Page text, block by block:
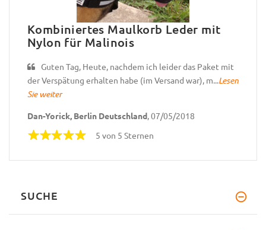
Kombiniertes Maulkorb Leder mit
Nylon für Malinois
Guten Tag, Heute, nachdem ich leider das Paket mit
der Verspätung erhalten habe (im Versand war), m...Lesen
Sie weiter
Dan-Yorick, Berlin Deutschland, 07/05/2018
5 von 5 Sternen
SUCHE